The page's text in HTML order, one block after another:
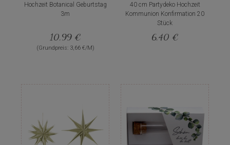
Hochzeit Botanical Geburtstag
3m
10,99 €
(Grundpreis: 3,66 €/M)
40 cm Partydeko Hochzeit
Kommunion Konfirmation 20
Stück
6,40 €